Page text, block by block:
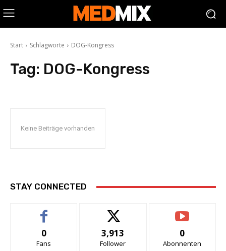
Start Schlagworte DOG-Kongress
Tag: DOG-Kongress
Keine Beiträge vorhanden
STAY CONNECTED
0
Fans
3,913
Follower
0
Abonnenten